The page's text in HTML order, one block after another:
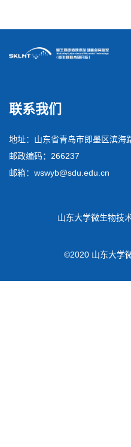
联系我们
地址：山东省青岛市即墨区滨海
邮政编码：266237
邮箱：wswyb@sdu.edu.cn
山东大学微生物技
©2020 山东大学